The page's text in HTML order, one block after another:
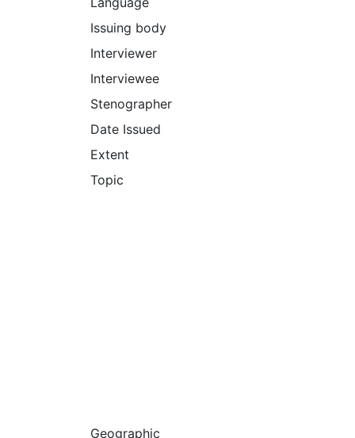
Issuing body
Interviewer
Interviewee
Stenographer
Date Issued
Extent
Topic
Geographic